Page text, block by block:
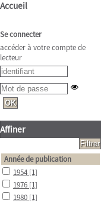
Accueil
Se connecter
accéder à votre compte de
lecteur
Affiner
Année de publication
1954 [1]
1976 [1]
1980 [1]